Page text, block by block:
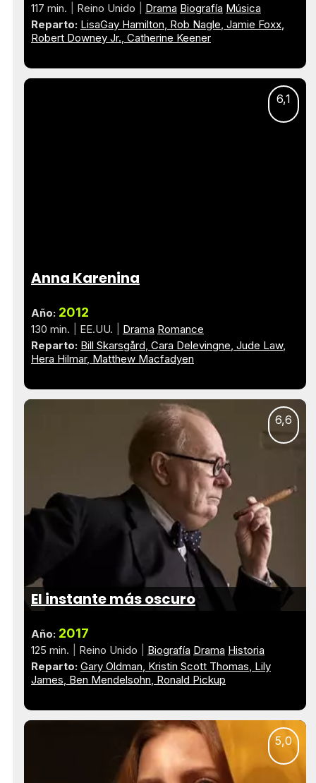
117 min. Reino Unido Drama Biografía Música
Reparto: LisaGay Hamilton Rob Nagle Jamie Foxx
Robert Downey Jr. Catherine Keener
6,1
Anna Karenina
Año: 2012
130 min. EE.UU. Drama Romance
Reparto: Bill Skarsgård Cara Delevingne Jude Law
Hera Hilmar Matthew Macfadyen
6,6
El instante más oscuro
Año: 2017
125 min. Reino Unido Biografía Drama Historia
Reparto: Gary Oldman Kristin Scott Thomas Lily
James Ben Mendelsohn Ronald Pickup
5,0